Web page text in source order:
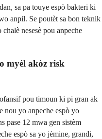
sa pa touye espò bakteri ki
anpil. Se poutèt sa bon teknik
nesesè pou anpeche
myèl akòz risk
pou timoun ki pi gran ak
nou yo anpeche espò yo
pase 12 mwa gen sistèm
espò sa yo jèmine, grandi,